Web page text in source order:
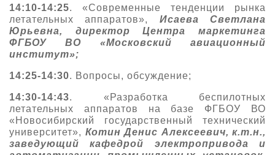
Даты будущих выставок
Документы
Заявка на участие
Заочное участие
Основные требования МВЦ «Крокус Экспо»
Для посетителей
Место проведения HeliRussia
Схема проезда
Для СМИ
Аккредитация прессы
Условия инфопартнёрства
Положение об аккредитации
Публикации о выставке
Пресс-релизы
Архив
14:10-14:25. «Современные тенденции рынка
летательных аппаратов», Исаева Светлана
Юрьевна, директор Центра маркетинга
ФГБОУ ВО «Московский авиационный
институт»;
14:25-14:30. Вопросы, обсуждение;
14:30-14:43. «Разработка беспилотных
летательных аппаратов на базе ФГБОУ ВО
«Новосибирский государственный технический
университет», Котин Денис Алексеевич, к.т.н.,
заведующий кафедрой электропривода и